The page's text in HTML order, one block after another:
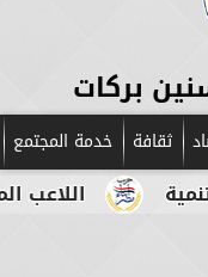
بركات
ثقافة خدمة المجتمع
اللاعب المصري